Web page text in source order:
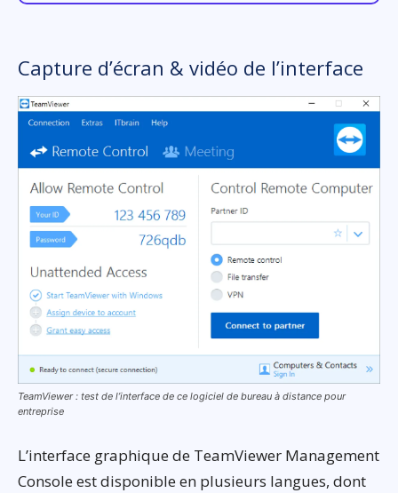
Capture d’écran & vidéo de l’interface
TeamViewer : test de l’interface de ce logiciel de bureau à distance pour
entreprise
L’interface graphique de TeamViewer Management
Console est disponible en plusieurs langues, dont